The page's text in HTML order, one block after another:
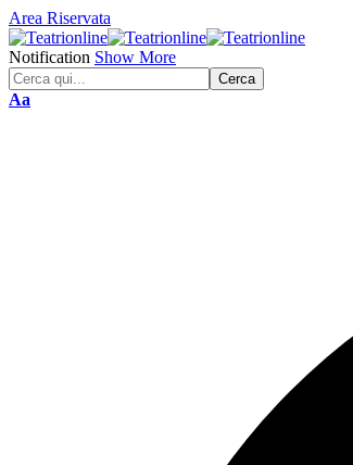
Area Riservata
Notification Show More
Font
Aa